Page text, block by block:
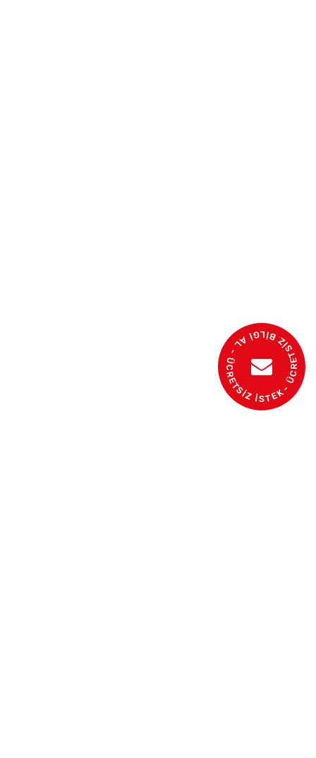
- ÜCRETSİZ BİLGİ AL - ÜCRETSİZ İSTEK